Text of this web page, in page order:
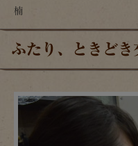
楠
ふたり、ときど